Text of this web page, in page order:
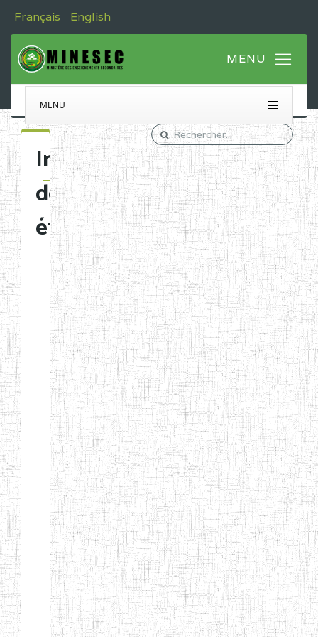
Français English
MENU
Immatriculation
des
établissements
Etablissements
d'enseignement
normal
ENI
Chercher:
Effacer les filtres
Denomination
Type